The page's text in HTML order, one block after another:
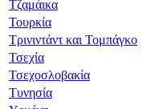
Τζαμάικα
Τουρκία
Τρινιντάντ και Τομπάγκο
Τσεχία
Τσεχοσλοβακία
Τυνησία